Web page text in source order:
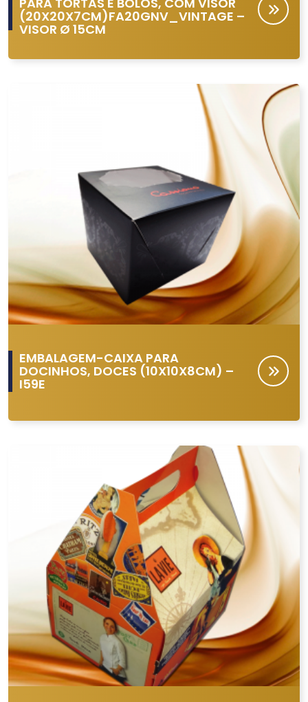
(20X20X7CM)FA20GNV_VINTAGE –
VISOR Ø 15CM
EMBALAGEM-CAIXA PARA
DOCINHOS, DOCES (10X10X8CM) –
I59E